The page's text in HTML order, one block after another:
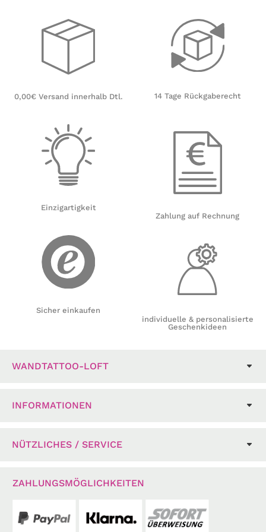
0,00€ Versand innerhalb Dtl.
Einzigartigkeit
Sicher einkaufen
14 Tage Rückgaberecht
Zahlung auf Rechnung
individuelle & personalisierte
Geschenkideen
WANDTATTOO-LOFT
INFORMATIONEN
NÜTZLICHES / SERVICE
ZAHLUNGSMÖGLICHKEITEN